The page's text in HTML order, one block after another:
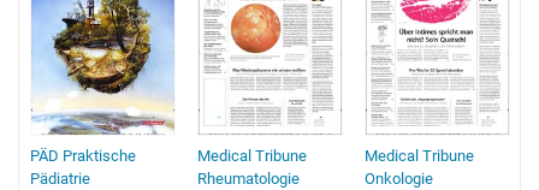
PÄD Praktische
Pädiatrie
Medical Tribune
Rheumatologie
Medical Tribune
Onkologie